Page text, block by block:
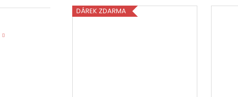
DÁREK ZDARMA